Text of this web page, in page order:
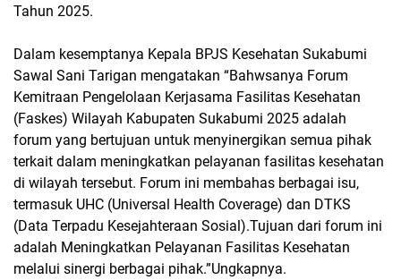
Tahun 2025.
Dalam kesemptanya Kepala BPJS Kesehatan Sukabumi
Sawal Sani Tarigan mengatakan “Bahwsanya Forum
Kemitraan Pengelolaan Kerjasama Fasilitas Kesehatan
(Faskes) Wilayah Kabupaten Sukabumi 2025 adalah
forum yang bertujuan untuk menyinergikan semua pihak
terkait dalam meningkatkan pelayanan fasilitas kesehatan
di wilayah tersebut. Forum ini membahas berbagai isu,
termasuk UHC (Universal Health Coverage) dan DTKS
(Data Terpadu Kesejahteraan Sosial).Tujuan dari forum ini
adalah Meningkatkan Pelayanan Fasilitas Kesehatan
melalui sinergi berbagai pihak.”Ungkapnya.